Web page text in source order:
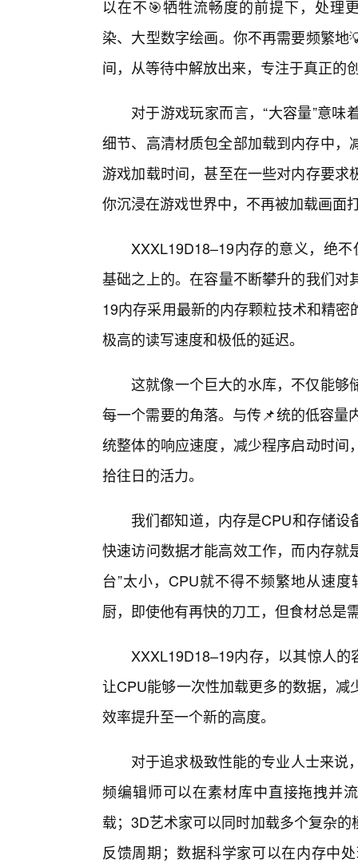
以在不🎯牺牲流畅度的前提下，处理
染、大型数字绘画。你不再需要频繁
间，从等待中解放出来，专注于真正的
对于游戏玩家而言，“大容量”意
细节、高清材质包全部加载到内存中
游戏加载时间，甚至在一些对内存要
你沉浸在游戏世界中，不再被加载画面
XXXL19D18–19内存的意义，绝
基础之上的。在容量不断攀升的我们
19内存采用最新的内存颗粒技术和精
极高的读写速度和极低的延迟。
这就像一个巨大的水库，不仅能够
每一个需要的角落。与传📌统的低容量
统整体的响应速度，减少程序启动时
拾往日的活力。
我们都知道，内存是CPU和存储设
快速访问数据才能高效工作，而内存就
台”太小，CPU就不得不频繁地从速
厨，即使他有再快的刀工，但食材总是
XXXL19D18–19内存，以其惊人
让CPU能够一次性加载更多的数据，
效率提升至一个新的高度。
对于追求极致性能的专业人士来说
频编辑师可以在素材库中直接拖拽并
载；3D艺术家可以同时加载多个复杂
反馈周期；数据科学家可以在内存中